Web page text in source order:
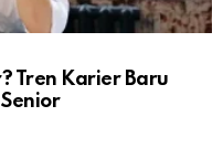
Tren Karier Baru